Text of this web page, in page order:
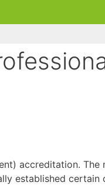
accreditation. The
established